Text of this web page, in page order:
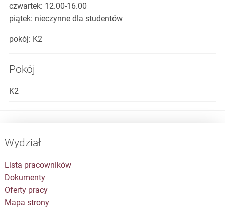
czwartek: 12.00-16.00
piątek: nieczynne dla studentów
pokój: K2
Pokój
K2
Wydział
Lista pracowników
Dokumenty
Oferty pracy
Mapa strony